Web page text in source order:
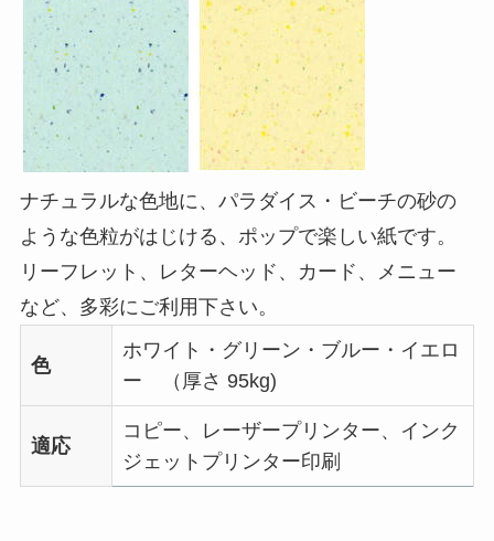
ナチュラルな色地に、パラダイス・ビーチの砂の
ような色粒がはじける、ポップで楽しい紙です。
リーフレット、レターヘッド、カード、メニュー
など、多彩にご利用下さい。
色
ホワイト・グリーン・ブルー・イエロ
ー （厚さ 95kg)
適応
コピー、レーザープリンター、インク
ジェットプリンター印刷